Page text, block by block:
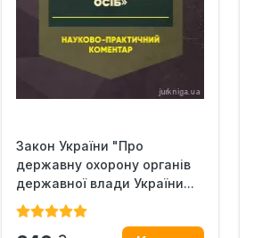
Закон України "Про
державну охорону органів
державної влади України...